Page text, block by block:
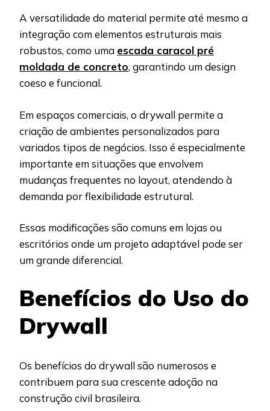
A versatilidade do material permite até mesmo a
integração com elementos estruturais mais
robustos, como uma escada caracol pré
moldada de concreto, garantindo um design
coeso e funcional.
Em espaços comerciais, o drywall permite a
criação de ambientes personalizados para
variados tipos de negócios. Isso é especialmente
importante em situações que envolvem
mudanças frequentes no layout, atendendo à
demanda por flexibilidade estrutural.
Essas modificações são comuns em lojas ou
escritórios onde um projeto adaptável pode ser
um grande diferencial.
Benefícios do Uso do
Drywall
Os benefícios do drywall são numerosos e
contribuem para sua crescente adoção na
construção civil brasileira.